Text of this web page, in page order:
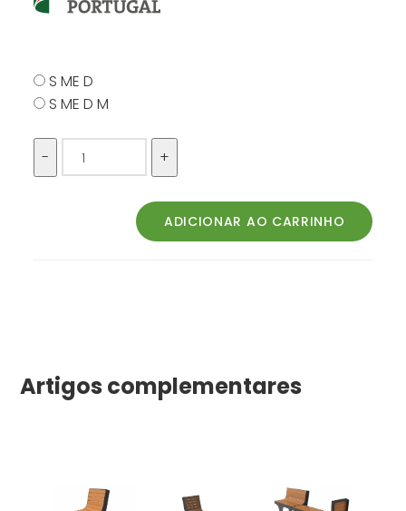
S ME D
S ME D M
Artigos complementares